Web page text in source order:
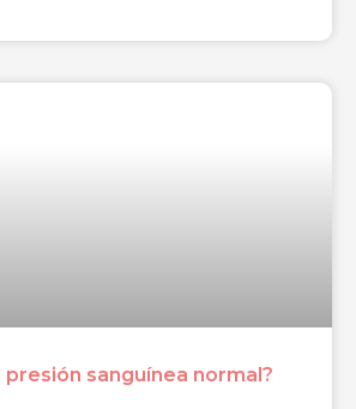
presión sanguínea normal?